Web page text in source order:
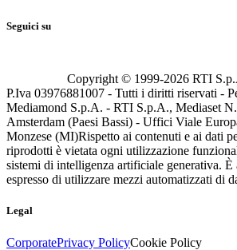
Seguici su
Copyright © 1999-2026 RTI
P.Iva 03976881007 - Tutti i diritti riservati -
Mediamond S.p.A. - RTI S.p.A., Mediaset
Amsterdam (Paesi Bassi) - Uffici Viale
Monzese (MI)Rispetto ai contenuti e ai dati
riprodotti è vietata ogni utilizzazione
sistemi di intelligenza artificiale generativa.
espresso di utilizzare mezzi automatizzati di
Legal
CorporatePrivacy PolicyCookie Policy